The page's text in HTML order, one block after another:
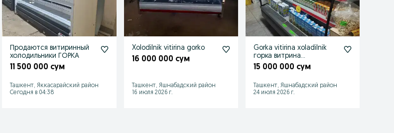
Продаются витиринный
холодильники ГОРКА
11 500 000 сум
Ташкент, Яккасарайский район
Сегодня в 04:38
Xolodilnik vitirina gorko
16 000 000 сум
Ташкент, Яшнабадский район
16 июля 2026 г.
Gorka vitirina xoladilnik
горка витрина
холодильник
15 000 000 сум
Ташкент, Яшнабадский район
24 июля 2026 г.